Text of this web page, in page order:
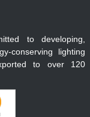
to developing,
conserving lighting
to over 120